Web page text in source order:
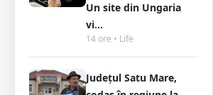
Un site din Ungaria
vi...
14 ore • Life
Județul Satu Mare,